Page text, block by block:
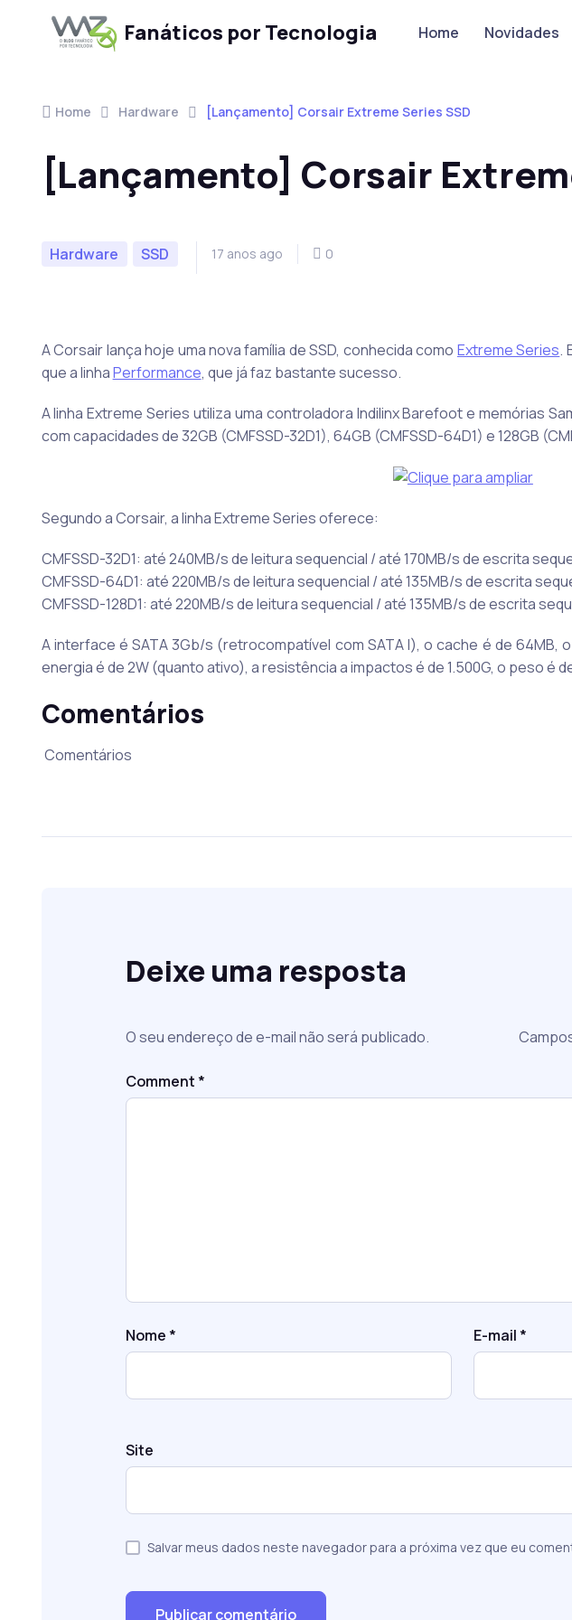
Skip to navigation
Skip to contentFanáticos por Tecnologia Home Novidades
Home Hardware [Lançamento] Corsair Extreme Series SSD
[Lançamento] Corsair
Hardware SSD 17 anos ago 0
A Corsair lança hoje uma nova família de SSD, conhecida como Extreme Series.
que a linhaPerformance, que já faz bastante sucesso.
A linha Extreme Series utiliza uma controladora Indilinx Barefoot e memórias
com capacidades de 32GB (CMFSSD-32D1), 64GB (CMFSSD-64D1) e 128GB
Segundo a Corsair, a linha Extreme Series oferece:
CMFSSD-32D1: até 240MB/s de leitura sequencial / até 170MB/s de escrita
CMFSSD-64D1: até 220MB/s de leitura sequencial / até 135MB/s de escrita
CMFSSD-128D1: até 220MB/s de leitura sequencial / até 135MB/s de escrita
A interface é SATA 3Gb/s (retrocompatível com SATA I), o cache é de
energia é de 2W (quanto ativo), a resistência a impactos é de 1.500G, o peso é
Comentários
Comentários
Deixe uma resposta
O seu endereço de e-mail não será publicado.
Comment *
Nome * E-mail *
Site
Salvar meus dados neste navegador para a próxima vez que eu